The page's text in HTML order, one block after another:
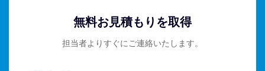
無料お見積もりを取得
担当者よりすぐにご連絡いたします。